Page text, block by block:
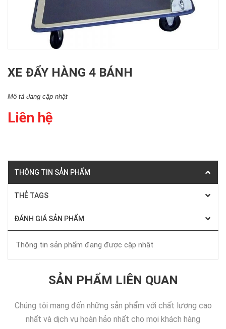
XE ĐẨY HÀNG 4 BÁNH
Mô tả đang cập nhật
Liên hệ
THÔNG TIN SẢN PHẨM
THẺ TAGS
ĐÁNH GIÁ SẢN PHẨM
Thông tin sản phẩm đang được cập nhật
SẢN PHẨM LIÊN QUAN
Chúng tôi mang đến những sản phẩm với chất lượng cao
nhất và dịch vụ hoàn hảo nhất cho mọi khách hàng